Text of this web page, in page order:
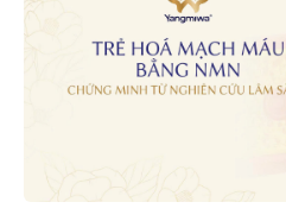
mạch, không phải đường uống
có thực sự giúp cải thiện mỡ
thay thế uống NMN? Những
nghiên cứu từ Nhật Bản sẽ cho